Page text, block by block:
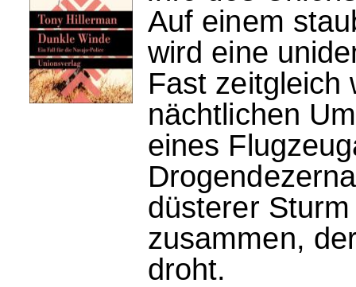
Auf einem
wird eine
Fast zeitgleich
nächtlichen
eines
düsterer
zusammen,
droht.